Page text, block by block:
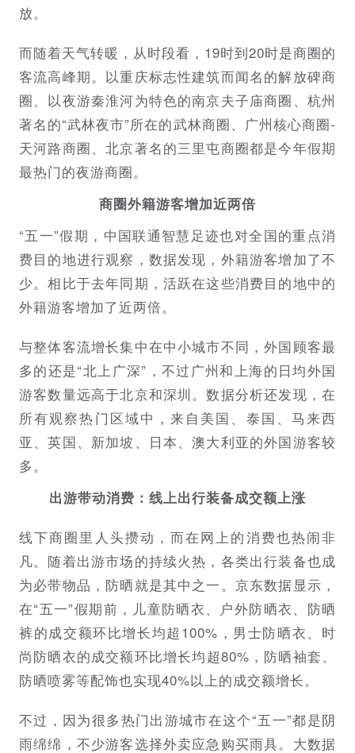
放。
而随着天气转暖，从时段看，19时到20时是商圈的
客流高峰期。以重庆标志性建筑而闻名的解放碑商
圈、以夜游秦淮河为特色的南京夫子庙商圈、杭州
著名的“武林夜市”所在的武林商圈、广州核心商圈-
天河路商圈、北京著名的三里屯商圈都是今年假期
最热门的夜游商圈。
商圈外籍游客增加近两倍
“五一”假期，中国联通智慧足迹也对全国的重点消
费目的地进行观察，数据发现，外籍游客增加了不
少。相比于去年同期，活跃在这些消费目的地中的
外籍游客增加了近两倍。
与整体客流增长集中在中小城市不同，外国顾客最
多的还是“北上广深”，不过广州和上海的日均外国
游客数量远高于北京和深圳。数据分析还发现，在
所有观察热门区域中，来自美国、泰国、马来西
亚、英国、新加坡、日本、澳大利亚的外国游客较
多。
出游带动消费：线上出行装备成交额上涨
线下商圈里人头攒动，而在网上的消费也热闹非
凡。随着出游市场的持续火热，各类出行装备也成
为必带物品，防晒就是其中之一。京东数据显示，
在“五一”假期前，儿童防晒衣、户外防晒衣、防晒
裤的成交额环比增长均超100%，男士防晒衣、时
尚防晒衣的成交额环比增长均超80%，防晒袖套、
防晒喷雾等配饰也实现40%以上的成交额增长。
不过，因为很多热门出游城市在这个“五一”都是阴
雨绵绵，不少游客选择外卖应急购买雨具。大数据